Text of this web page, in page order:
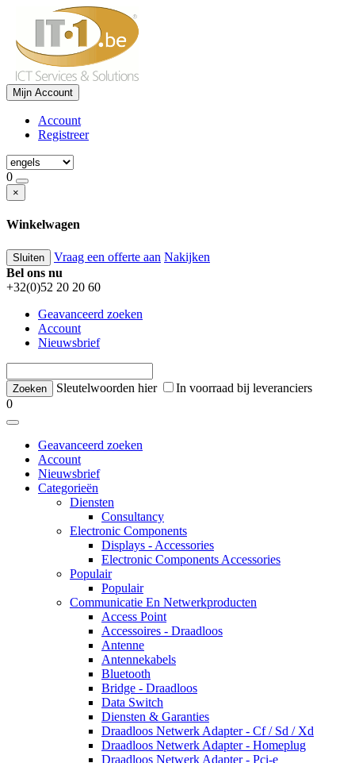
Mijn Account
Account
Registreer
0
×
Winkelwagen
Sluiten Vraag een offerte aan Nakijken
Bel ons nu
+32(0)52 20 20 60
Geavanceerd zoeken
Account
Nieuwsbrief
Sleutelwoorden hier
In voorraad bij leveranciers
0
Geavanceerd zoeken
Account
Nieuwsbrief
Categorieën
Diensten
Consultancy
Electronic Components
Displays - Accessories
Electronic Components Accessories
Populair
Populair
Communicatie En Netwerkproducten
Access Point
Accessoires - Draadloos
Antenne
Antennekabels
Bluetooth
Bridge - Draadloos
Data Switch
Diensten & Garanties
Draadloos Netwerk Adapter - Cf / Sd / Xd
Draadloos Netwerk Adapter - Homeplug
Draadloos Netwerk Adapter - Pci-e